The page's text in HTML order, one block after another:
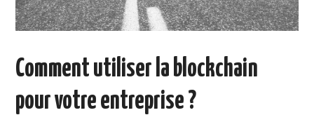
Comment utiliser la blockchain
pour votre entreprise ?